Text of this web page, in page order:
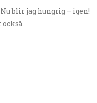
blir jag hungrig – igen!